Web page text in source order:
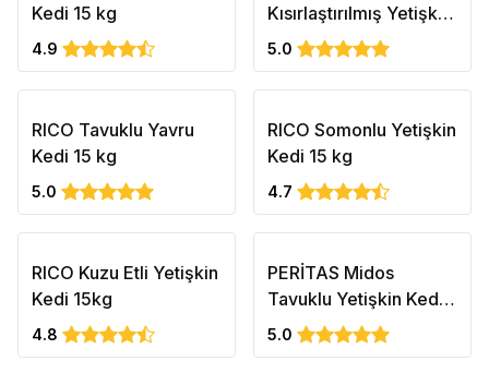
Kedi 15 kg
4.9
Kısırlaştırılmış Yetişkin
Kedi 15kg
5.0
RICO Tavuklu Yavru
Kedi 15 kg
5.0
RICO Somonlu Yetişkin
Kedi 15 kg
4.7
RICO Kuzu Etli Yetişkin
Kedi 15kg
4.8
PERİTAS Midos
Tavuklu Yetişkin Kedi
Maması Maintenance -
2kg
5.0